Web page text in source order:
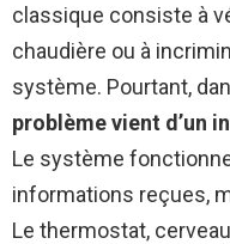
classique consiste à
chaudière ou à
système. Pourtant,
problème vient d’un
Le système
informations reçues,
Le thermostat,